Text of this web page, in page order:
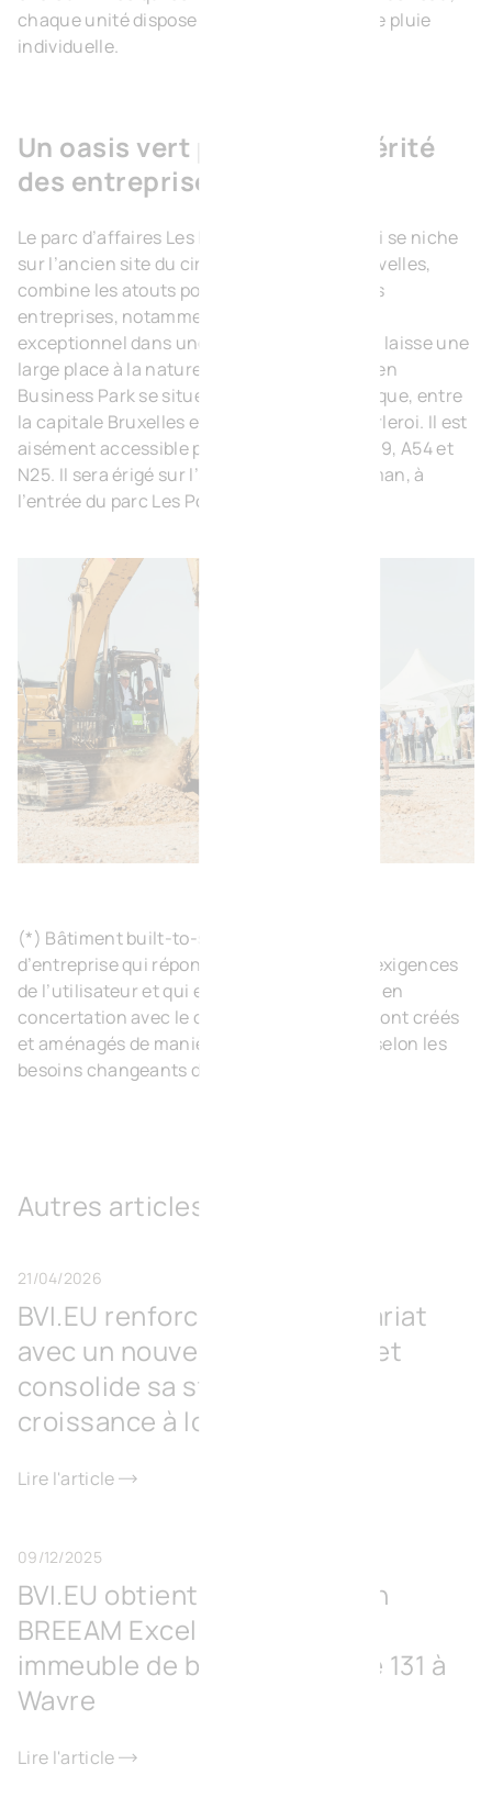
chaque unité dispose d’une citerne d’eau de pluie
individuelle.
Un oasis vert pour la prospérité
des entreprises
Le parc d’affaires Les Portes de l’Europe, qui se niche
sur l’ancien site du circuit automobile de Nivelles,
combine les atouts pour attirer de nouvelles
entreprises, notamment un cadre de travail
exceptionnel dans une zone industrielle qui laisse une
large place à la nature. Le Nivelles Nord Green
Business Park se situe au centre de la Belgique, entre
la capitale Bruxelles et la métropole de Charleroi. Il est
aisément accessible par les voies rapides E19, A54 et
N25. Il sera érigé sur l’avenue Robert Schuman, à
l’entrée du parc Les Portes de l’Europe.
(*) Bâtiment built-to-suit (BTS) : bâtiment
d’entreprise qui répond aux besoins et aux exigences
de l’utilisateur et qui est conçu et construit en
concertation avec le client ; les bâtiments sont créés
et aménagés de manière à pouvoir évoluer selon les
besoins changeants du client.
Autres articles
21/04/2026
BVI.EU renforce son actionnariat
avec un nouvel investisseur et
consolide sa stratégie de
croissance à long terme
Lire l'article
09/12/2025
BVI.EU obtient la certification
BREEAM Excellent pour son
immeuble de bureaux Europe 131 à
Wavre
Lire l'article